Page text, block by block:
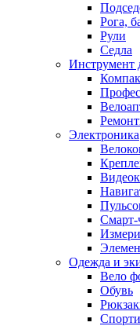
Рога,
Рули
Седла
Инструмент
Электроника
Смарт-
Одежда и
Вело
Обувь